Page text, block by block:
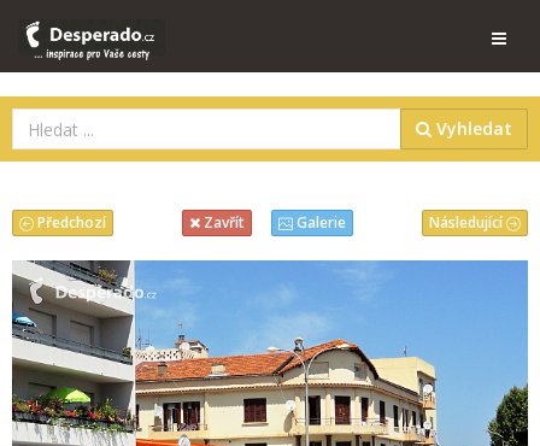
Vyhledat
Následující
Předchozí Zavřít Galerie